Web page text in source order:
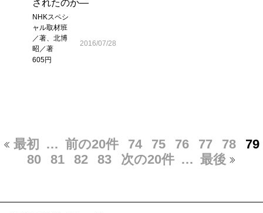
されたのか―
NHKスペシ
ャル取材班
／著、北博
昭／著
605円
2016/07/28
最初 … 前の20件 74 75 76 77 78
79
80
81 82 83 次の20件 … 最後